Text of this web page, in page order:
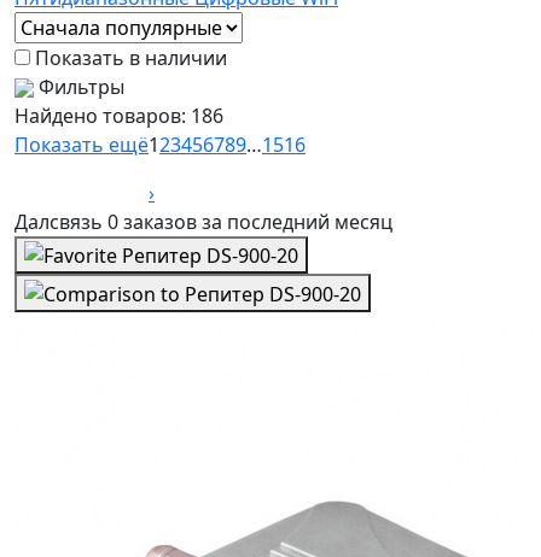
Показать в наличии
Фильтры
Найдено товаров: 186
Показать ещё123456789…1516
›
Далсвязь 0 заказовза последний месяц